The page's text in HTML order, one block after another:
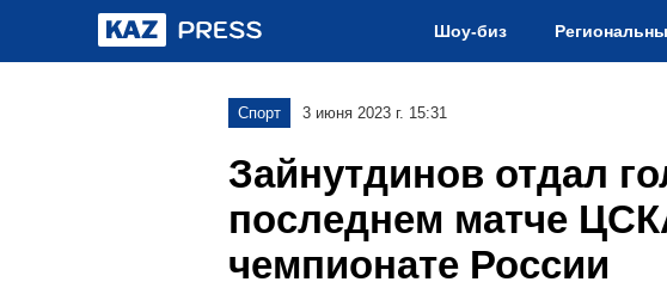
Шоу-биз
Спорт 3 июня 2023 г. 15:31
Зайнутдинов отдал
последнем матче
чемпионате России